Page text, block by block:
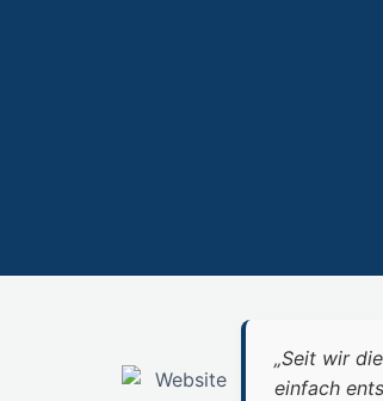
„Seit wir die
einfach